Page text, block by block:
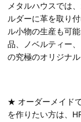
メタルハウスでは
ルダーに革を取り
ル小物の生産も可
品、ノベルティー
の究極のオリジナ
★ オーダーメイド
を作りたい方は、